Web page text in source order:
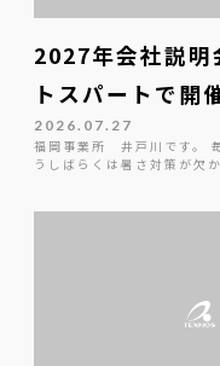
2027年会社説明
トスパートで開
2026.07.27
福岡事業所 井戸川です。
うしばらくは暑さ対策が欠